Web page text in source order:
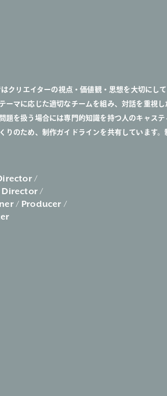
クリエイターの視点・価値観・思想を大切にし
ーマに応じた適切なチームを組み、対話を重視
題を扱う場合には専門的知識を持つ人のキャス
りのため、制作ガイドラインを共有しています
Director
Producer